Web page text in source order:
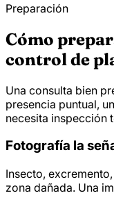
Preparación
Cómo
control de
Una consulta bien
presencia puntual,
necesita inspección
Fotografía la
Insecto,
zona dañada. Una